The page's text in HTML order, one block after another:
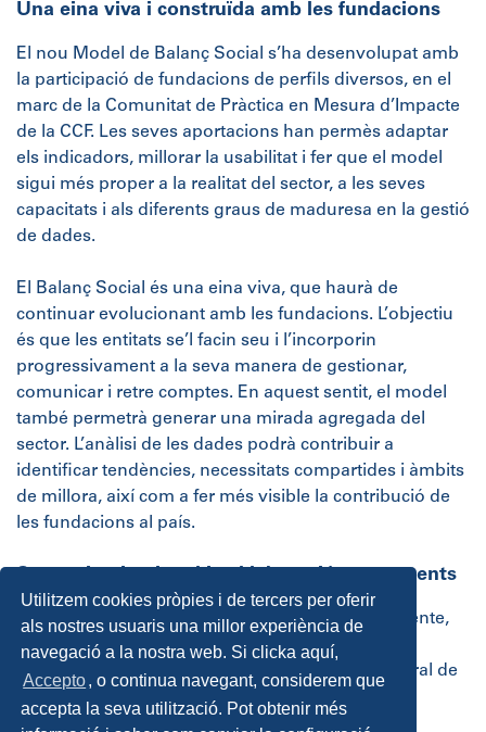
Utilitzem cookies pròpies i de tercers per oferir
als nostres usuaris una millor experiència de
navegació a la nostra web. Si clicka aquí,
Accepto, o continua navegant, considerem que
accepta la seva utilització. Pot obtenir més
Una eina viva i construïda amb les fundacions
El nou Model de Balanç Social s’ha desenvolupat amb
la participació de fundacions de perfils diversos, en el
marc de la Comunitat de Pràctica en Mesura d’Impacte
de la CCF. Les seves aportacions han permès adaptar
els indicadors, millorar la usabilitat i fer que el model
sigui més proper a la realitat del sector, a les seves
capacitats i als diferents graus de maduresa en la gestió
de dades.
El Balanç Social és una eina viva, que haurà de
continuar evolucionant amb les fundacions. L’objectiu
és que les entitats se’l facin seu i l’incorporin
progressivament a la seva manera de gestionar,
comunicar i retre comptes. En aquest sentit, el model
també permetrà generar una mirada agregada del
sector. L’anàlisi de les dades podrà contribuir a
identificar tendències, necessitats compartides i àmbits
de millora, així com a fer més visible la contribució de
les fundacions al país.
Suport institucional i col·laboració entre agents
La cloenda de l’acte va anar a càrrec de Clara Vicente,
responsable de projectes de la Fundació Caixa
Enginyers, i d’Immaculada Barral, directora general de
Dret, Entitats Jurídiques i Gestió Adequada de
Conflictes.